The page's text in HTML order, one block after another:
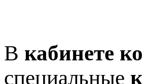
В кабинете
специальные